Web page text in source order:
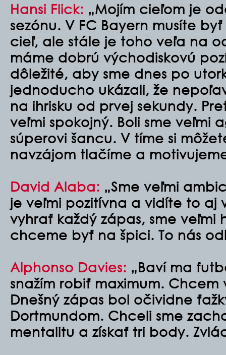
Hansi Flick: „Mojím cieľom je
sezónu. V FC Bayern musíte
cieľ, ale stále je toho veľa na
máme dobrú východiskovú
dôležité, aby sme dnes po
jednoducho ukázali, že
na ihrisku od prvej sekundy.
veľmi spokojný. Boli sme veľmi
súperovi šancu. V tíme si
navzájom tlačíme a
David Alaba: „Sme veľmi
je veľmi pozitívna a vidíte to aj
vyhrať každý zápas, sme veľmi
chceme byť na špici. To nás
Alphonso Davies: „Baví ma
snažím robiť maximum. Chcem
Dnešný zápas bol očividne
Dortmundom. Chceli sme
mentalitu a získať tri body.